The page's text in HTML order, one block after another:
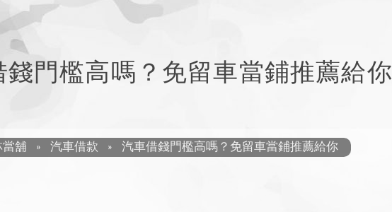
錢門檻高嗎？免留車當鋪推薦給你
舖 » 汽車借款 » 汽車借錢門檻高嗎？免留車當鋪推薦給你